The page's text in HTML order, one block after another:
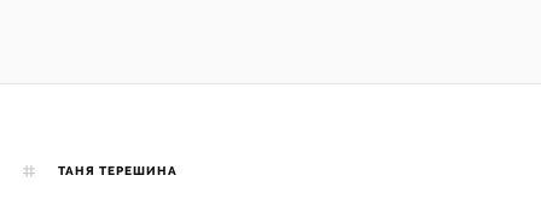
ТАНЯ ТЕРЕШИНА